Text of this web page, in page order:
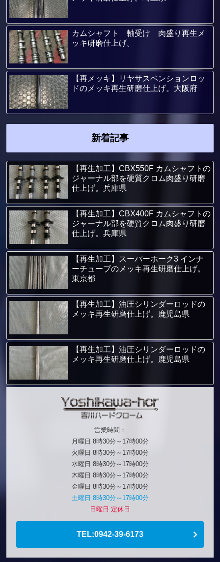
カムシャフト 軸受け 肉盛り再生メ
ッキ研磨仕上げ。
【再メッキ】リヤサスペンションロッ
ドのメッキ再生研磨仕上げ。大阪府
新着記事
【再生加工】CBX550F カムシャフトの
ジャーナル部を硬質クロム肉盛り研磨
仕上げ。兵庫県
【再生加工】CBX400F カムシャフトの
ジャーナル部を硬質クロム肉盛り研磨
仕上げ。兵庫県
【再生加工】スーパーホーク3 インナ
ーチューブのメッキ再生研磨仕上げ。
東京都
【再生加工】油圧シリンダーロッドの
メッキ再生研磨仕上げ。鹿児島県
【再生加工】油圧シリンダーロッドの
メッキ再生研磨仕上げ。鹿児島県
営業時間：
月曜日 8時30分～17時00分
火曜日 8時30分～17時00分
水曜日 8時30分～17時00分
木曜日 8時30分～17時00分
金曜日 8時30分～17時00分
土曜日 8時30分～17時00分
日曜日 定休日
TEL:0942-39-6173